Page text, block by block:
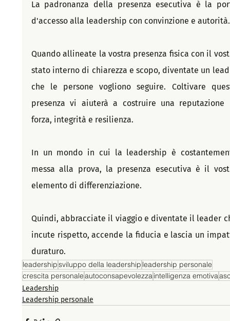
La padronanza della presenza esecutiva è la
d'accesso alla leadership con convinzione e autorità.
Quando allineate la vostra presenza fisica con il
stato interno di chiarezza e scopo, diventate un
che le persone vogliono seguire. Coltivare
presenza vi aiuterà a costruire una reputazione
forza, integrità e resilienza.
In un mondo in cui la leadership è
messa alla prova, la presenza esecutiva è il
elemento di differenziazione.
Quindi, abbracciate il viaggio e diventate il leader
incute rispetto, accende la fiducia e lascia un
duraturo.
leadershipsviluppo della leadership leadership personale
crescita personaleautoconsapevolezzaintelligenza emotiva
Leadership
Leadership personale